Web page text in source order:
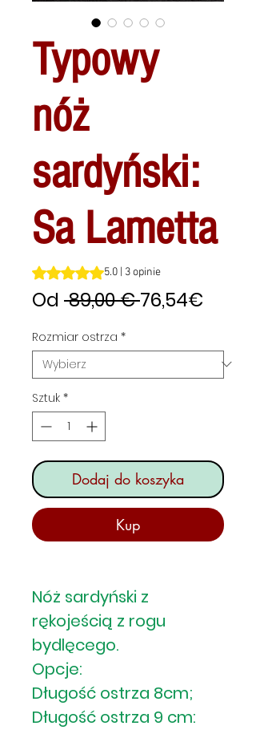
Typowy
nóż
sardyński:
Sa Lametta
Ocena to 5.0 na pięć gwiazdek na
5.0 | 3 opinie
Od 89,00 € Regularna
76,54€
Rozmiar ostrza *
Sztuk *
Dodaj do koszyka
Kup
Nóż sardyński z
rękojeścią z rogu
bydlęcego.
Opcje:
Długość ostrza 8cm;
Długość ostrza 9 cm: